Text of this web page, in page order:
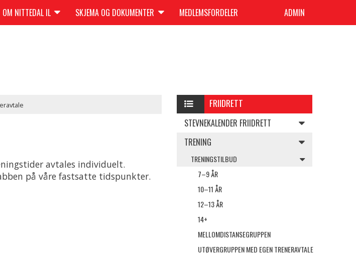
OM NITTEDAL IL SKJEMA OG DOKUMENTER MEDLEMSFORDELER ADMIN
avtales individuelt.
på våre fastsatte tidspunkter.
FRIIDRETT
STEVNEKALENDER FRIIDRETT
TRENING
TRENINGSTILBUD
7–9 ÅR
10–11 ÅR
12–13 ÅR
14+
MELLOMDISTANSEGRUPPEN
UTØVERGRUPPEN MED EGEN TRENERAVTALE